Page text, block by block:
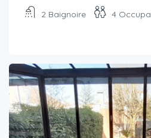
2 Baignoire 4